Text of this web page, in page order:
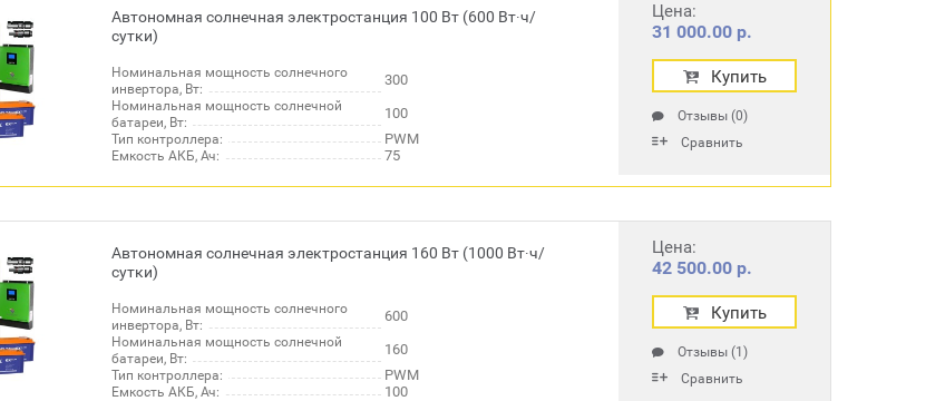
Автономная солнечная электростанция 100 Вт (600 Вт∙ч/
сутки)
Номинальная мощность солнечного
инвертора, Вт:
300
Номинальная мощность солнечной
батареи, Вт:
100
Тип контроллера: PWM
Емкость АКБ, Ач: 75
Цена:
31 000.00 р.
Купить
Отзывы (0)
Сравнить
Автономная солнечная электростанция 160 Вт (1000 Вт∙ч/
сутки)
Номинальная мощность солнечного
инвертора, Вт:
600
Номинальная мощность солнечной
батареи, Вт:
160
Тип контроллера: PWM
Емкость АКБ, Ач: 100
Цена:
42 500.00 р.
Купить
Отзывы (1)
Сравнить